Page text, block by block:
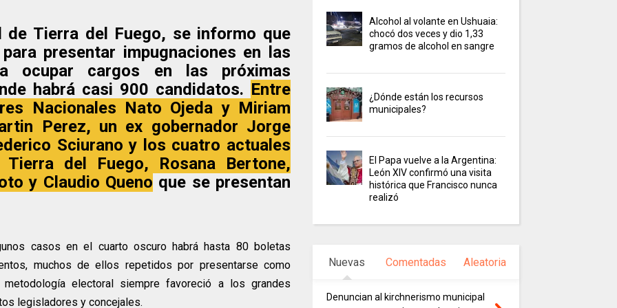
de Tierra del Fuego, se informo que
presentar impugnaciones en las
ocupar cargos en las próximas
habrá casi 900 candidatos. Entre
Nacionales Nato Ojeda y Miriam
Perez, un ex gobernador Jorge
Sciurano y los cuatro actuales
del Fuego, Rosana Bertone,
y Claudio Queno que se presentan
casos en el cuarto oscuro habrá hasta 80 boletas
muchos de ellos repetidos por presentarse como
electoral siempre favoreció a los grandes
legisladores y concejales.
Alcohol al volante en Ushuaia:
chocó dos veces y dio 1,33
gramos de alcohol en sangre
¿Dónde están los recursos
municipales?
El Papa vuelve a la Argentina:
León XIV confirmó una visita
histórica que Francisco nunca
realizó
Nuevas Comentadas Aleatoria
Denuncian al kirchnerismo municipal